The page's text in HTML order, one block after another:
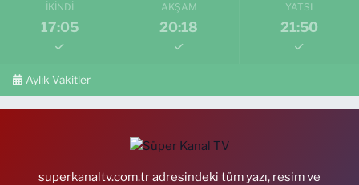
İKINDI
17:05
AKŞAM
20:18
YATSI
21:50
Aylık Vakitler
superkanaltv.com.tr adresindeki tüm yazı, resim ve